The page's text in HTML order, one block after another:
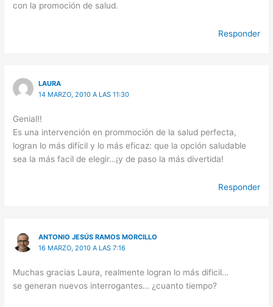
con la promoción de salud.
Responder
LAURA
14 MARZO, 2010 A LAS 11:30
Genial!!
Es una intervención en prommoción de la salud perfecta,
logran lo más difícil y lo más eficaz: que la opción saludable
sea la más facil de elegir…¡y de paso la más divertida!
Responder
ANTONIO JESÚS RAMOS MORCILLO
16 MARZO, 2010 A LAS 7:16
Muchas gracias Laura, realmente logran lo más dificil…
se generan nuevos interrogantes… ¿cuanto tiempo?